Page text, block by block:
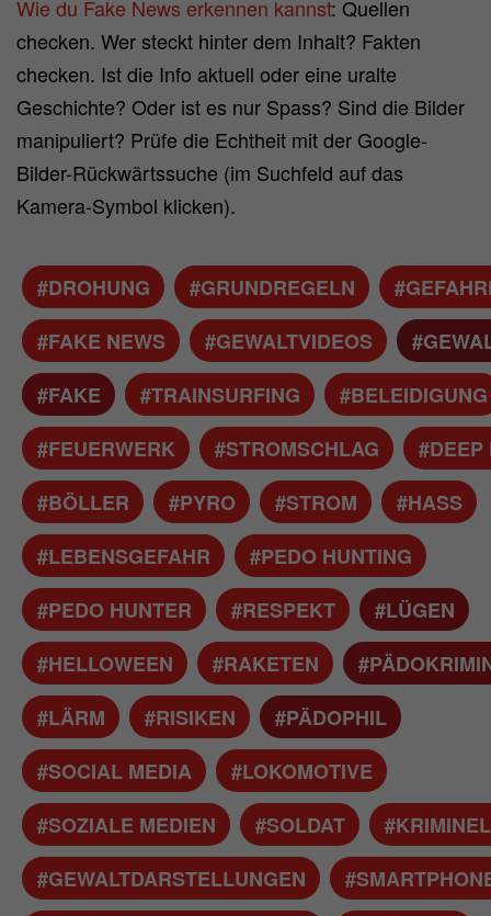
Wie du Fake News erkennen kannst: Quellen
checken. Wer steckt hinter dem Inhalt? Fakten
checken. Ist die Info aktuell oder eine uralte
Geschichte? Oder ist es nur Spass? Sind die Bilder
manipuliert? Prüfe die Echtheit mit der Google-
Bilder-Rückwärtssuche (im Suchfeld auf das
Kamera-Symbol klicken).
#DROHUNG #GRUNDREGELN
#FAKE NEWS
#GEWALTVIDEOS
#FAKE
#TRAINSURFING
#BELEIDIGUNG
#FEUERWERK
#STROMSCHLAG
#DEEP
#BÖLLER
#PYRO #STROM
#HASS
#LEBENSGEFAHR
#PEDO HUNTING
#PEDO HUNTER
#RESPEKT
#LÜGEN
#HELLOWEEN
#RAKETEN
#LÄRM
#RISIKEN
#PÄDOPHIL
#SOCIAL MEDIA
#LOKOMOTIVE
#SOZIALE MEDIEN
#SOLDAT
#GEWALTDARSTELLUNGEN